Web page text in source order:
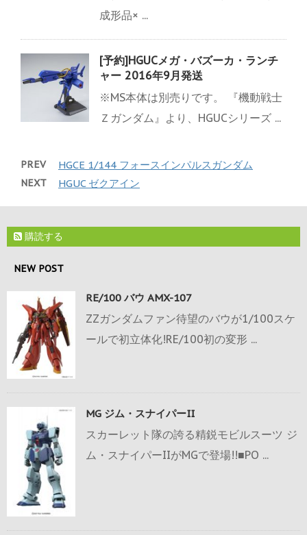
成形品× ...
[予約]HGUCメガ・バズーカ・ランチ
ャー 2016年9月発送
※MS本体は別売りです。 『機動戦士
Ｚガンダム』より、HGUCシリーズ ...
PREV HGCE 1/144 フォースインパルスガンダム
NEXT HGUC ゼクアイン
購読する
NEW POST
RE/100 バウ AMX-107
ZZガンダムファン待望のバウが1/100スケ
ールで初立体化!RE/100初の変形 ...
MG ジム・スナイパーII
スカーレット隊の誇る精鋭モビルスーツ ジ
ム・スナイパーIIがMGで登場!!■PO ...